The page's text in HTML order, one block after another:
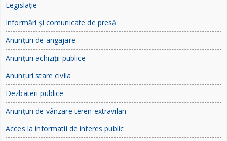
Legislație
Informări și comunicate de presă
Anunțuri de angajare
Anunțuri achiziții publice
Anunțuri stare civila
Dezbateri publice
Anunțuri de vânzare teren extravilan
Acces la informatii de interes public